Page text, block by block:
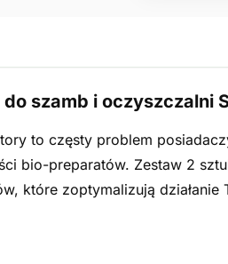
szamb i oczyszczalni
to częsty problem
bio-preparatów. Zestaw 2
które zoptymalizują działanie